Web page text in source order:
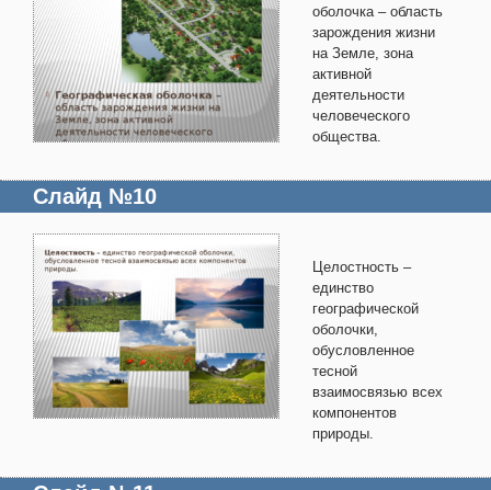
оболочка – область
зарождения жизни
на Земле, зона
активной
деятельности
человеческого
общества.
Слайд №10
Целостность –
единство
географической
оболочки,
обусловленное
тесной
взаимосвязью всех
компонентов
природы.